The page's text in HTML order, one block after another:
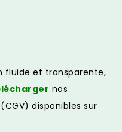
fluide et transparente,
nos
disponibles sur